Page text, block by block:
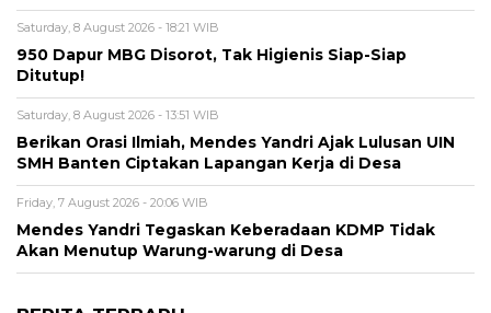
Saturday, 8 August 2026 - 18:21 WIB
950 Dapur MBG Disorot, Tak Higienis Siap-Siap
Ditutup!
Saturday, 8 August 2026 - 13:51 WIB
Berikan Orasi Ilmiah, Mendes Yandri Ajak Lulusan UIN
SMH Banten Ciptakan Lapangan Kerja di Desa
Friday, 7 August 2026 - 20:06 WIB
Mendes Yandri Tegaskan Keberadaan KDMP Tidak
Akan Menutup Warung-warung di Desa